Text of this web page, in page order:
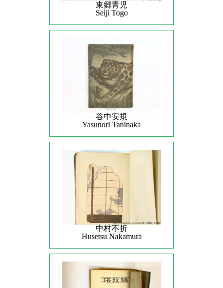
東郷青児
Seiji Togo
谷中安規
Yasunori Taninaka
中村不折
Husetsu Nakamura